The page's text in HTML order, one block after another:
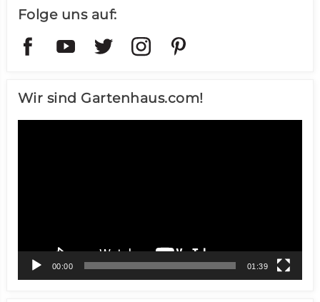
Folge uns auf:
Wir sind Gartenhaus.com!
00:00 01:39